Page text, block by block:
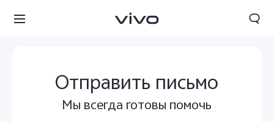
Отправить письмо
Мы всегда готовы помочь